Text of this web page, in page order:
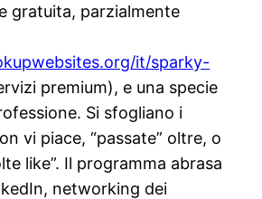
gratuita, parzialmente
it/sparky-
premium), e una specie
Si sfogliano i
vi piace, “passate” oltre, o
like”. Il programma abrasa
networking dei